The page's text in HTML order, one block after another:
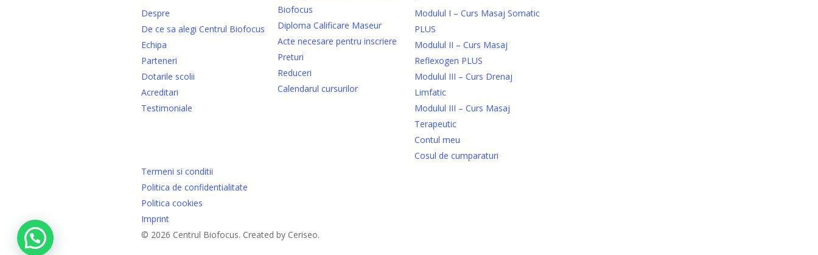
Despre
De ce sa alegi Centrul Biofocus
Echipa
Parteneri
Dotarile scolii
Acreditari
Testimoniale
Biofocus
Diploma Calificare Maseur
Acte necesare pentru inscriere
Preturi
Reduceri
Calendarul cursurilor
Modulul I – Curs Masaj Somatic
PLUS
Modulul II – Curs Masaj
Reflexogen PLUS
Modulul III – Curs Drenaj
Limfatic
Modulul III – Curs Masaj
Terapeutic
Contul meu
Cosul de cumparaturi
Termeni si conditii
Politica de confidentialitate
Politica cookies
Imprint
© 2026 Centrul Biofocus. Created by Ceriseo.